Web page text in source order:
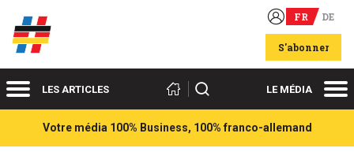
Acteurs du franco-allemand FR DE
S'abonner
MenuLES ARTICLES Rechercher LE MÉDIA
Votre média 100% Business, 100% franco-allemand